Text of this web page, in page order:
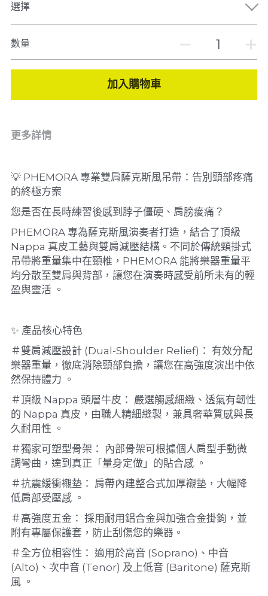
選擇
數量
加入購物車
更多詳情
💡 PHEMORA 專業雙肩薩克斯風吊帶：告別頸部疼痛
的終極方案
您是否在長時練習後感到脖子僵硬、肩膀痠痛？
PHEMORA 專為薩克斯風演奏者打造，結合了頂級
Nappa 真皮工藝與雙肩減壓結構。不同於傳統頸掛式
吊帶將重量集中在頸椎，PHEMORA 能將樂器重量平
均分散至雙肩與背部，讓您在演奏時感受前所未有的輕
盈與靈活 。
✨ 產品核心特色
＃雙肩減壓設計 (Dual-Shoulder Relief)： 有效分配
樂器重量，徹底消除頸部負擔，讓您在高強度演出中依
然保持體力 。
＃頂級 Nappa 頭層牛皮： 嚴選觸感細緻、透氣有韌性
的 Nappa 真皮，由職人精細縫製，兼具奢華質感與長
久耐用性 。
＃獨家可塑型骨架： 內部骨架可根據個人肩型手動微
調彎曲，達到真正「量身定做」的貼合感 。
＃抗震緩衝襯墊： 肩帶內建整合式加厚襯墊，大幅降
低肩部受壓感 。
＃高強度五金： 採用耐用鋁合金與加強合金掛鉤，並
附有專屬保護套，防止刮傷您的樂器。
＃全方位相容性： 適用於高音 (Soprano)、中音
(Alto)、次中音 (Tenor) 及上低音 (Baritone) 薩克斯
風 。